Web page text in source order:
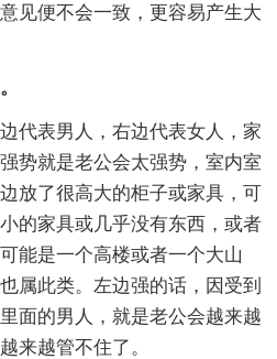
见便不会一致，更容易产生大
代表男人，右边代表女人，家
势就是老公会太强势，室内室
放了很高大的柜子或家具，可
的家具或几乎没有东西，或者
能是一个高楼或者一个大山
属此类。左边强的话，因受到
面的男人，就是老公会越来越
来越管不住了。